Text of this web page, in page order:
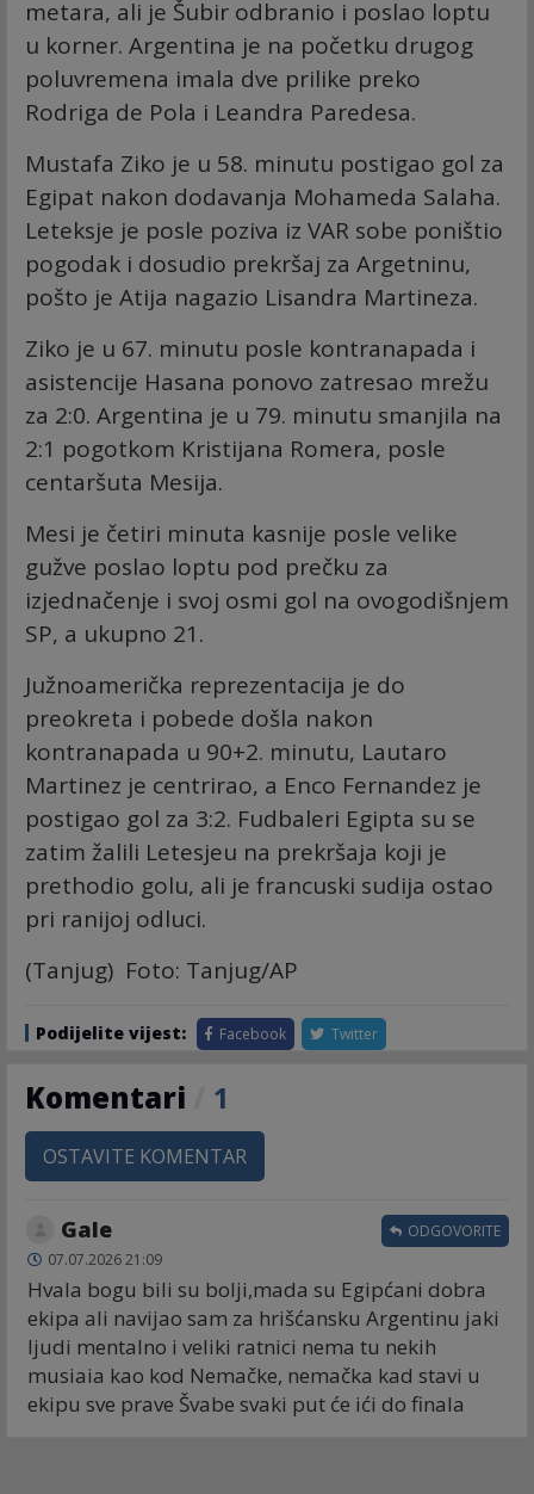
metara, ali je Šubir odbranio i poslao loptu
u korner. Argentina je na početku drugog
poluvremena imala dve prilike preko
Rodriga de Pola i Leandra Paredesa.
Mustafa Ziko je u 58. minutu postigao gol za
Egipat nakon dodavanja Mohameda Salaha.
Leteksje je posle poziva iz VAR sobe poništio
pogodak i dosudio prekršaj za Argetninu,
pošto je Atija nagazio Lisandra Martineza.
Ziko je u 67. minutu posle kontranapada i
asistencije Hasana ponovo zatresao mrežu
za 2:0. Argentina je u 79. minutu smanjila na
2:1 pogotkom Kristijana Romera, posle
centaršuta Mesija.
Mesi je četiri minuta kasnije posle velike
gužve poslao loptu pod prečku za
izjednačenje i svoj osmi gol na ovogodišnjem
SP, a ukupno 21.
Južnoamerička reprezentacija je do
preokreta i pobede došla nakon
kontranapada u 90+2. minutu, Lautaro
Martinez je centrirao, a Enco Fernandez je
postigao gol za 3:2. Fudbaleri Egipta su se
zatim žalili Letesjeu na prekršaja koji je
prethodio golu, ali je francuski sudija ostao
pri ranijoj odluci.
(Tanjug) Foto: Tanjug/AP
Podijelite vijest: Facebook Twitter
Komentari 1
OSTAVITE KOMENTAR
Gale
07.07.2026 21:09
Hvala bogu bili su bolji,mada su Egipćani dobra
ekipa ali navijao sam za hrišćansku Argentinu jaki
ljudi mentalno i veliki ratnici nema tu nekih
musiaia kao kod Nemačke, nemačka kad stavi u
ekipu sve prave Švabe svaki put će ići do finala
ODGOVORITE